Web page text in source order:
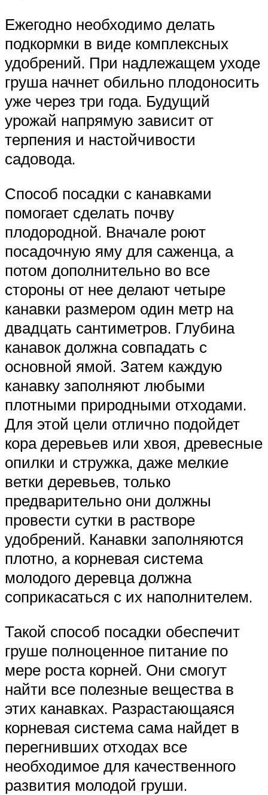
Ежегодно необходимо делать
подкормки в виде комплексных
удобрений. При надлежащем уходе
груша начнет обильно плодоносить
уже через три года. Будущий
урожай напрямую зависит от
терпения и настойчивости
садовода.
Способ посадки с канавками
помогает сделать почву
плодородной. Вначале роют
посадочную яму для саженца, а
потом дополнительно во все
стороны от нее делают четыре
канавки размером один метр на
двадцать сантиметров. Глубина
канавок должна совпадать с
основной ямой. Затем каждую
канавку заполняют любыми
плотными природными отходами.
Для этой цели отлично подойдет
кора деревьев или хвоя, древесные
опилки и стружка, даже мелкие
ветки деревьев, только
предварительно они должны
провести сутки в растворе
удобрений. Канавки заполняются
плотно, а корневая система
молодого деревца должна
соприкасаться с их наполнителем.
Такой способ посадки обеспечит
груше полноценное питание по
мере роста корней. Они смогут
найти все полезные вещества в
этих канавках. Разрастающаяся
корневая система сама найдет в
перегнивших отходах все
необходимое для качественного
развития молодой груши.